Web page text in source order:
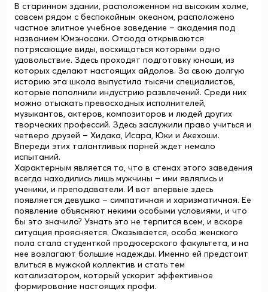
В старинном здании, расположенном на высоким холме,
совсем рядом с беспокойным океаном, расположено
частное элитное учебное заведение – академия под
названием Юмэносаки. Отсюда открываются
потрясающие виды, восхищаться которыми одно
удовольствие. Здесь проходят подготовку юноши, из
которых сделают настоящих айдолов. За свою долгую
историю эта школа выпустила тысячи специалистов,
которые пополнили индустрию развлечений. Среди них
можно отыскать превосходных исполнителей,
музыкантов, актеров, композиторов и людей других
творческих профессий. Здесь заслужили право учиться и
четверо друзей – Хидака, Исара, Юки и Акехоши.
Впереди этих талантливых парней ждет немало
испытаний.
Характерным является то, что в стенах этого заведения
всегда находились лишь мужчины – ими являлись и
ученики, и преподаватели. И вот впервые здесь
появляется девушка – симпатичная и харизматичная. Ее
появление объясняют некими особыми условиями, и что
бы это значило? Узнать это не терпится всем, и вскоре
ситуация проясняется. Оказывается, особа женского
пола стала студенткой продюсерского факультета, и на
нее возлагают большие надежды. Именно ей предстоит
влиться в мужской коллектив и стать тем
катализатором, который ускорит эффективное
формирование настоящих профи.